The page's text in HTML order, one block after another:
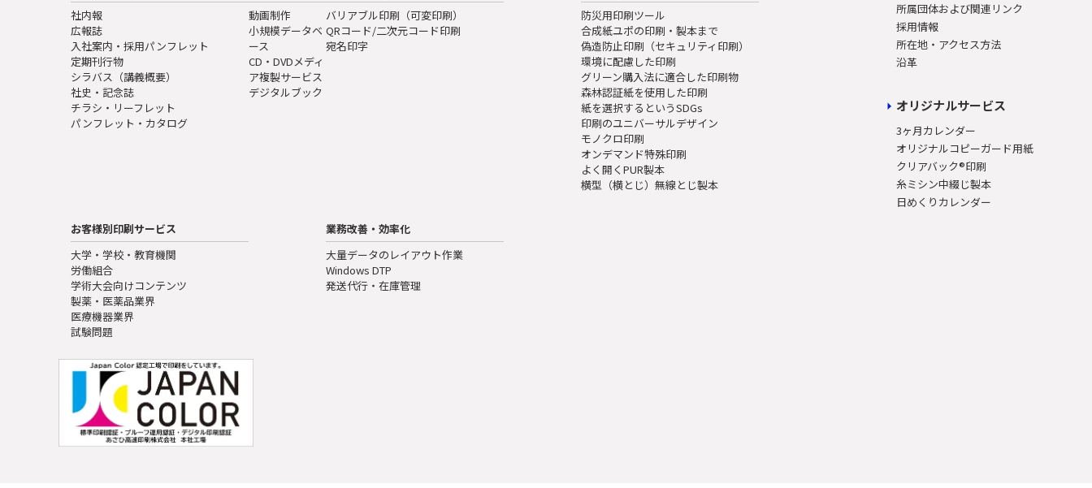
お客様別印刷サービス
大学・学校・教育機関
労働組合
学術大会向けコンテンツ
製薬・医薬品業界
医療機器業界
試験問題
業務改善・効率化
大量データのレイアウト作業
Windows DTP
発送代行・在庫管理
動画制作
小規模データベ
ース
CD・DVDメディ
ア複製サービス
デジタルブック
社内報
広報誌
入社案内・採用パンフレット
定期刊行物
シラバス（講義概要）
社史・記念誌
チラシ・リーフレット
パンフレット・カタログ
バリアブル印刷（可変印刷）
QRコード/二次元コード印刷
宛名印字
防災用印刷ツール
合成紙ユポの印刷・製本まで
偽造防止印刷（セキュリティ印刷）
環境に配慮した印刷
グリーン購入法に適合した印刷物
森林認証紙を使用した印刷
紙を選択するというSDGs
印刷のユニバーサルデザイン
モノクロ印刷
オンデマンド特殊印刷
よく開くPUR製本
横型（横とじ）無線とじ製本
所属団体および関連リンク
採用情報
所在地・アクセス方法
沿革
オリジナルサービス
3ヶ月カレンダー
オリジナルコピーガード用紙
クリアバック®印刷
糸ミシン中綴じ製本
日めくりカレンダー